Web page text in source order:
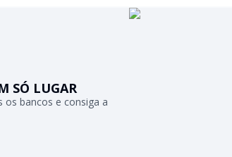
SÓ LUGAR
bancos e consiga a